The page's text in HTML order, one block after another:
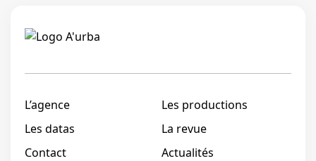
L’agence
Les productions
Les datas
La revue
Contact
Actualités